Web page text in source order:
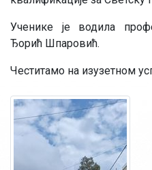
Ученике је водила
Ђорић Шпаровић.
Честитамо на изузетном